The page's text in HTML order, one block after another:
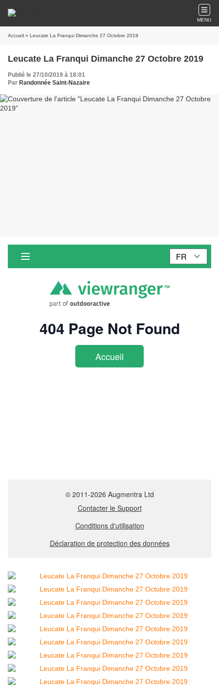
MENU
Accueil » Leucate La Franqui Dimanche 27 Octobre 2019
Leucate La Franqui Dimanche 27 Octobre 2019
Publié le 27/10/2019 à 18:01
Par Randonnée Saint-Nazaire